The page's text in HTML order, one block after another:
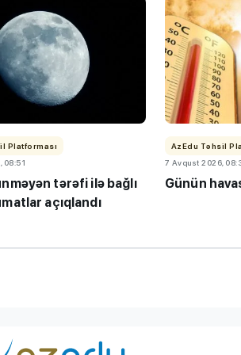
Platforması
08:51
tərəfi ilə bağlı
açıqlandı
AzEdu Təhsil
7 Avqust 2026,
Günün
proqramına
keçirilib